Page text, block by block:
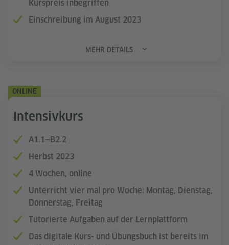
Kurspreis inbegriffen
Einschreibung im August 2023
MEHR DETAILS
ONLINE
Intensivkurs
A1.1—B2.2
Herbst 2023
4 Wochen, online
Unterricht vier mal pro Woche: Montag, Dienstag,
Donnerstag, Freitag
Tutorierte Aufgaben auf der Lernplattform
Das digitale Kurs- und Übungsbuch ist bereits im